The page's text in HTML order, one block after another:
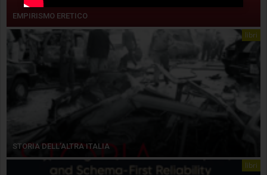
EMPIRISMO ERETICO
libri
STORIA DELL’ALTRA ITALIA
libri